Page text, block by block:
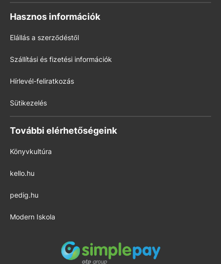
Hasznos információk
Elállás a szerződéstől
Szállítási és fizetési információk
Hírlevél-feliratkozás
Sütikezelés
További elérhetőségeink
Könyvkultúra
kello.hu
pedig.hu
Modern Iskola